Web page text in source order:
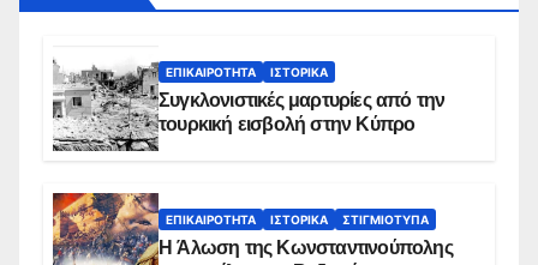
ΕΠΙΚΑΙΡΌΤΗΤΑ ΙΣΤΟΡΙΚΆ
Συγκλονιστικές μαρτυρίες από την
τουρκική εισβολή στην Κύπρο
ΕΠΙΚΑΙΡΌΤΗΤΑ ΙΣΤΟΡΙΚΆ ΣΤΙΓΜΙΌΤΥΠΑ
Η Άλωση της Κωνσταντινούπολης